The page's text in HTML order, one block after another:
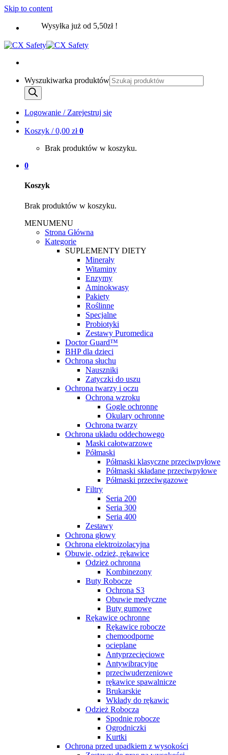
Skip to content
Wysyłka już od 5,50zł !
Wyszukiwarka produktów
Logowanie / Zarejestruj się
Koszyk /0,00 zł 0
Brak produktów w koszyku.
0
Koszyk
Brak produktów w koszyku.
MENUMENU
Strona Główna
Kategorie
SUPLEMENTY DIETY
Minerały
Witaminy
Enzymy
Aminokwasy
Pakiety
Roślinne
Specjalne
Probiotyki
Zestawy Puromedica
Doctor Guard™
BHP dla dzieci
Ochrona słuchu
Nauszniki
Zatyczki do uszu
Ochrona twarzy i oczu
Ochrona wzroku
Gogle ochronne
Okulary ochronne
Ochrona twarzy
Ochrona układu oddechowego
Maski całotwarzowe
Półmaski
Półmaski klasyczne przeciwpyłowe
Półmaski składane przeciwpyłowe
Półmaski przeciwgazowe
Filtry
Seria 200
Seria 300
Seria 400
Zestawy
Ochrona głowy
Ochrona elektroizolacyjna
Obuwie, odzież, rękawice
Odzież ochronna
Kombinezony
Buty Robocze
Ochrona S3
Obuwie medyczne
Buty gumowe
Rękawice ochronne
Rękawice robocze
chemoodporne
ocieplane
Antyprzecięciowe
Antywibracyjne
przeciwuderzeniowe
rękawice spawalnicze
Brukarskie
Wkłady do rękawic
Odzież Robocza
Spodnie robocze
Ogrodniczki
Kurtki
Ochrona przed upadkiem z wysokości